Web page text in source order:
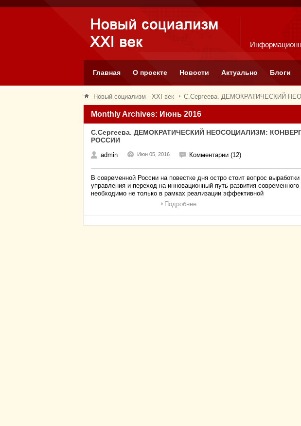
Главная О проекте Новости Актуально Блоги
Новый социализм - XXI век С.Сергеева. ДЕМОКРАТИЧЕСКИЙ
Monthly Archives: Июнь 2016
С.Сергеева. ДЕМОКРАТИЧЕСКИЙ НЕОСОЦИАЛИЗМ:
РОССИИ
admin Июн 05, 2016 Комментарии (12)
В современной России на повестке дня остро стоит вопрос
управления и переход на инновационный путь развития
необходимо не только в рамках реализации эффективной
Подробнее